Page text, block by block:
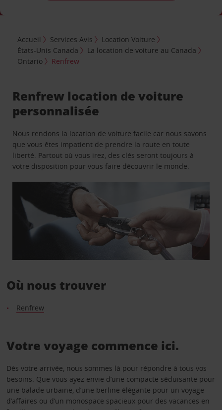
Accueil Services Avis
Location Voiture
États-Unis Canada
La location de voiture au Canada
Ontario
Renfrew
Renfrew location de voiture
personnalisée
Nous rendons la location de voiture facile car nous savons
que vous êtes impatient de prendre la route en toute
liberté. Partout où vous irez, des clés seront toujours à
votre disposition pour vous faire découvrir le monde.
Où nous trouver
Renfrew
Votre voyage commence ici.
Dès votre arrivée, nous sommes là pour répondre à tous vos
besoins. Que vous ayez envie d’une compacte séduisante pour
une balade urbaine, d’une berline élégante pour un voyage
d’affaires ou d’un monospace spacieux pour des vacances en